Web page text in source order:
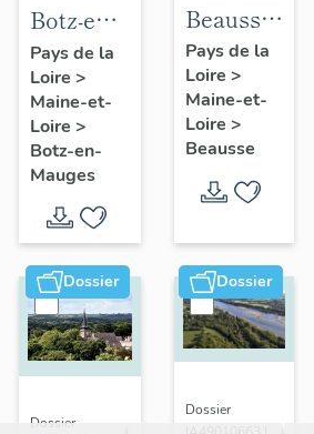
Botz-en-
Mauges :
présentation
de la
commune
Pays de la
Loire >
Maine-et-
Loire >
Botz-en-
Mauges
Beausse :
de la
commune
Pays de la
Loire >
Maine-et-
Loire >
Beausse
Dossier
Dossier
Dossier
Dossier